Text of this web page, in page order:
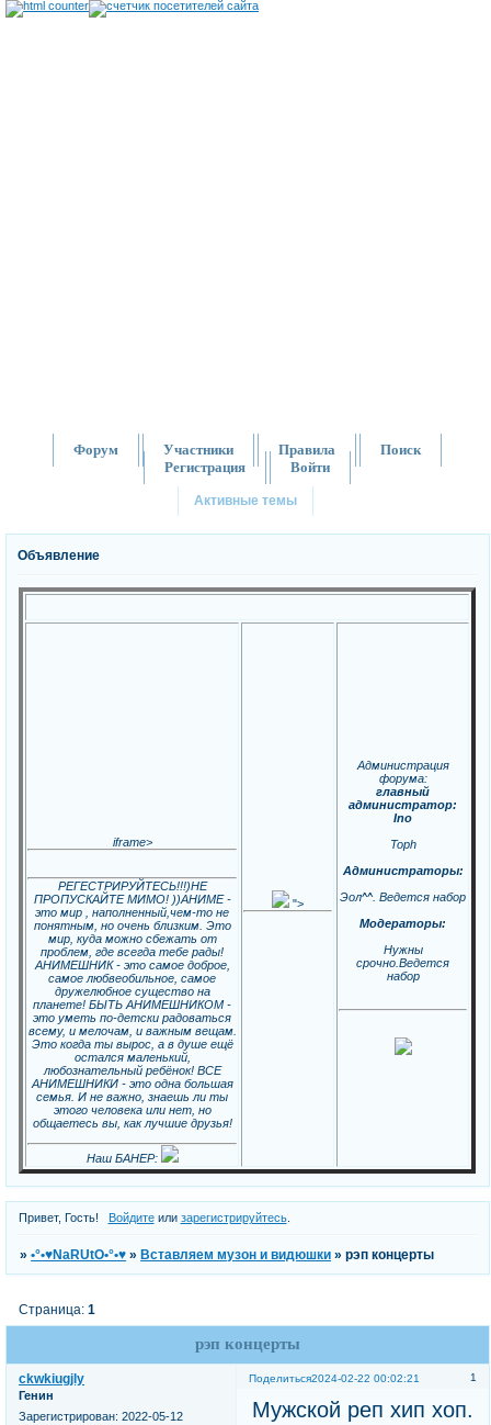
Форум Участники Правила
Поиск
Регистрация
Войти
Активные темы
Объявление
iframe>
РЕГЕСТРИРУЙТЕСЬ!!!)НЕ
ПРОПУСКАЙТЕ МИМО! ))АНИМЕ -
это мир , наполненный,чем-то не
понятным, но очень близким. Это
мир, куда можно сбежать от
проблем, где всегда тебе рады!
АНИМЕШНИК - это самое доброе,
самое любвеобильное, самое
дружелюбное существо на
планете! БЫТЬ АНИМЕШНИКОМ -
это уметь по-детски радоваться
всему, и мелочам, и важным вещам.
Это когда ты вырос, а в душе ещё
остался маленький,
любознательный ребёнок! ВСЕ
АНИМЕШНИКИ - это одна большая
семья. И не важно, знаешь ли ты
этого человека или нет, но
общаетесь вы, как лучшие друзья!
Наш БАНЕР:
">
Администрация
форума:
главный
администратор:
Ino
Toph
Администраторы:
Эол^^. Ведется набор
Модераторы:
Нужны
срочно.Ведется
набор
Привет, Гость! Войдитеили зарегистрируйтесь.
»•°•♥NaRUtO•°•♥ » Вставляем музон и видюшки »рэп концерты
рэп концерты
Страница:1
Поделиться 1
2024-02-22 00:02:21
ckwkiugjly
Генин
Зарегистрирован: 2022-05-12
Мужской реп хип хоп.